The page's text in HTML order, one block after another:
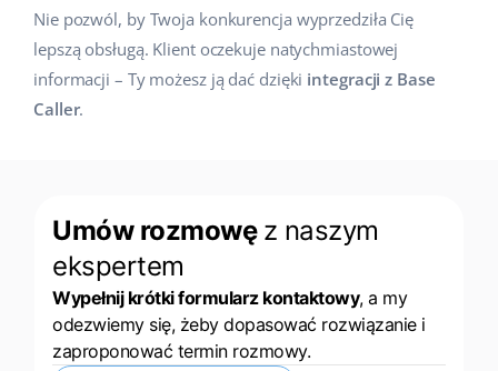
Nie pozwól, by Twoja konkurencja wyprzedziła Cię
lepszą obsługą. Klient oczekuje natychmiastowej
informacji – Ty możesz ją dać dzięki integracji z Base
Caller.
Umów rozmowę z naszym
ekspertem
Wypełnij krótki formularz kontaktowy, a my
odezwiemy się, żeby dopasować rozwiązanie i
zaproponować termin rozmowy.